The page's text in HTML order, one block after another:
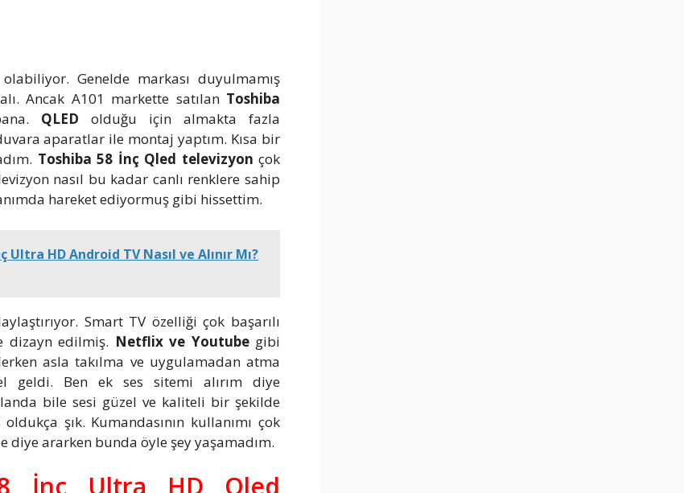
Genelde markası duyulmamış
Ancak A101 markette satılan Toshiba
QLED olduğu için almakta fazla
aparatlar ile montaj yaptım. Kısa bir
Toshiba 58 İnç Qled televizyon çok
nasıl bu kadar canlı renklere sahip
hareket ediyormuş gibi hissettim.
Ultra HD Android TV Nasıl ve Alınır Mı?
Smart TV özelliği çok başarılı
dizayn edilmiş. Netflix ve Youtubegibi
asla takılma ve uygulamadan atma
geldi. Ben ek ses sitemi alırım diye
bile sesi güzel ve kaliteli bir şekilde
şık. Kumandasının kullanımı çok
diye ararken bunda öyle şey yaşamadım.